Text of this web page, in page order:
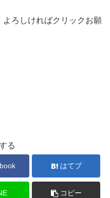
ろしければクリックお願
る
はてブ
コピー